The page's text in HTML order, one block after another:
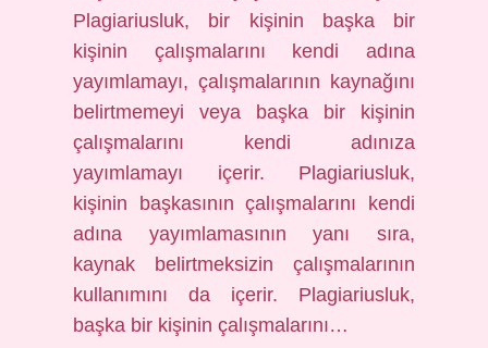
Plagiariusluk, bir kişinin başka bir
kişinin çalışmalarını kendi adına
yayımlamayı, çalışmalarının kaynağını
belirtmemeyi veya başka bir kişinin
çalışmalarını kendi adınıza
yayımlamayı içerir. Plagiariusluk,
kişinin başkasının çalışmalarını kendi
adına yayımlamasının yanı sıra,
kaynak belirtmeksizin çalışmalarının
kullanımını da içerir. Plagiariusluk,
başka bir kişinin çalışmalarını…